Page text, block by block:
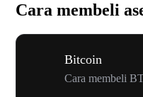
Cara membeli
Bitcoin
Cara membeli